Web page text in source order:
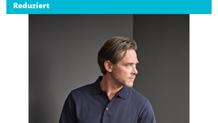
Reduziert